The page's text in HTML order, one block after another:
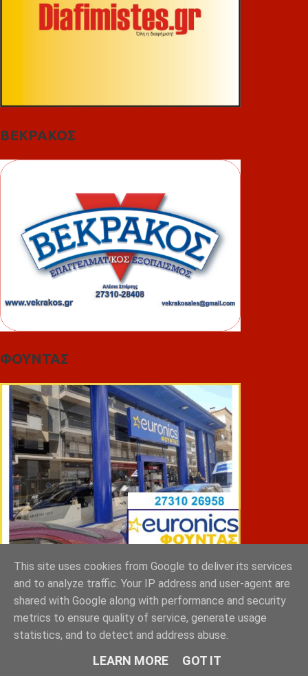
ΒΕΚΡΑΚΟΣ
ΦΟΥΝΤΑΣ
ΣΠΥΡΑΚΗΣ ΠΑΝΑΓΙΩΤΗΣ & YIOI ΣΠΑΡΤΗ
This site uses cookies from Google to deliver its services
and to analyze traffic. Your IP address and user-agent are
shared with Google along with performance and security
metrics to ensure quality of service, generate usage
statistics, and to detect and address abuse.
LEARN MORE GOT IT